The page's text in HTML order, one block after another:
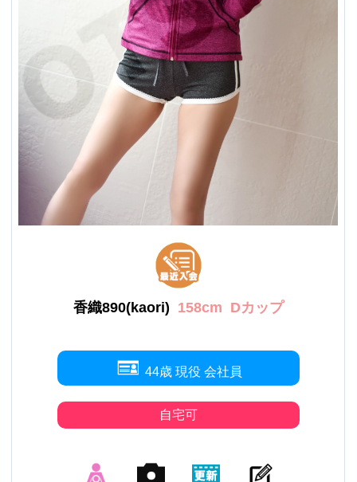
香織890(kaori) 158cm Dカップ
44歳 現役 会社員
自宅可